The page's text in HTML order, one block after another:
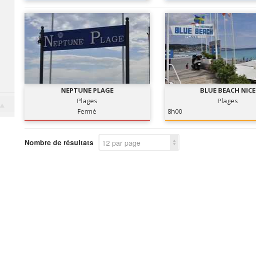
NEPTUNE PLAGE
Plages
Fermé
BLUE BEACH NICE
Plages
8h00
Nombre de résultats 12 par page